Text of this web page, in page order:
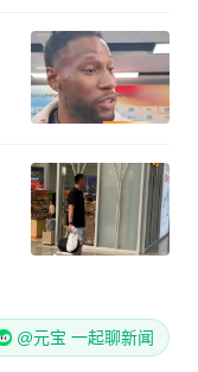
@元宝 一起聊新闻